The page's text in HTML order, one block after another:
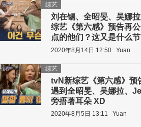
刘在锡、全昭旻、吴娜
综艺《第六感》预告再
点的他们？这又是什么
综艺
2020年8月14日 12:50 Yuan
tvN新综艺《第六感》预
遇到全昭旻、吴娜拉、
旁捂著耳朵 XD
综艺
2020年8月5日 13:11 Yuan